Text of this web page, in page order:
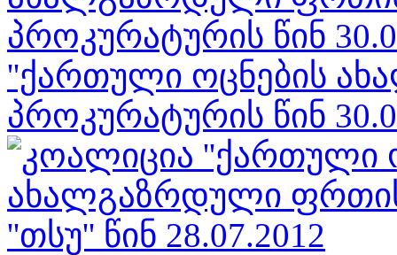
''ქართული ოცნების
პროკურატურის წინ